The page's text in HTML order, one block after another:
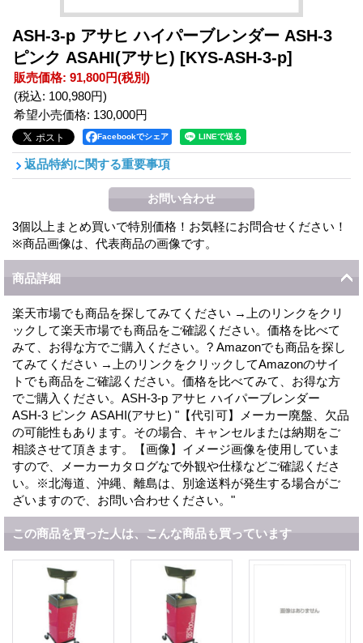
ASH-3-p アサヒ ハイパーブレンダー ASH-3
ピンク ASAHI(アサヒ) [KYS-ASH-3-p]
販売価格: 91,800円(税別)
(税込: 100,980円)
希望小売価格: 130,000円
Facebookでシェア
返品特約に関する重要事項
3個以上まとめ買いで特別価格！お気軽にお問合せください！
※商品画像は、代表商品の画像です。
商品詳細
楽天市場でも商品を探してみてください →上のリンクをクリ
ックして楽天市場でも商品をご確認ください。価格を比べて
みて、お得な方でご購入ください。? Amazonでも商品を探し
てみてください →上のリンクをクリックしてAmazonのサイ
トでも商品をご確認ください。価格を比べてみて、お得な方
でご購入ください。ASH-3-p アサヒ ハイパーブレンダー
ASH-3 ピンク ASAHI(アサヒ) "【代引可】メーカー廃盤、欠品
の可能性もあります。その場合、キャンセルまたは納期をご
相談させて頂きます。【画像】イメージ画像を使用していま
すので、メーカーカタログなで外観や仕様などご確認くださ
い。※北海道、沖縄、離島は、別途送料が発生する場合がご
ざいますので、お問い合わせください。"
この商品を買った人は、こんな商品も買っています